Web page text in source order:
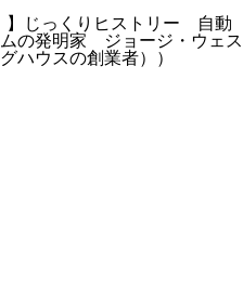
】じっくりヒストリー 自動
の発明家 ジョージ・ウェス
ハウスの創業者））